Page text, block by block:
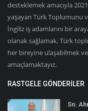
desteklemek amacıyla
yaşayan Türk Toplumunu
İngiliz iş adamlarını bir
olanak sağlamak, Türk
her bireyine ulaşabilmek
amaçlamaktayız.
RASTGELE GÖNDERILER
Sn.